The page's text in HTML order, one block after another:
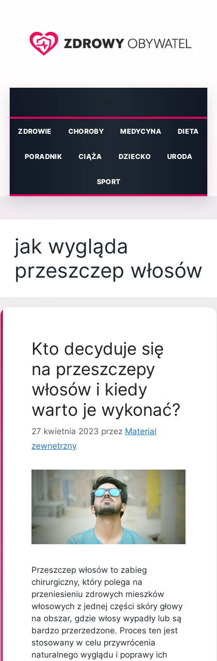
ZDROWIE CHOROBY MEDYCYNA DIETA
PORADNIK CIĄŻA DZIECKO URODA
SPORT
jak wygląda
przeszczep włosów
Kto decyduje się
na przeszczepy
włosów i kiedy
warto je wykonać?
27 kwietnia 2023 przez Material
zewnetrzny
Przeszczep włosów to zabieg
chirurgiczny, który polega na
przeniesieniu zdrowych mieszków
włosowych z jednej części skóry głowy
na obszar, gdzie włosy wypadły lub są
bardzo przerzedzone. Proces ten jest
stosowany w celu przywrócenia
naturalnego wyglądu i poprawy ich